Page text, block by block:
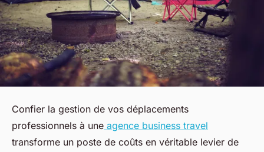
Confier la gestion de vos déplacements
professionnels à une agence business travel
transforme un poste de coûts en véritable levier de